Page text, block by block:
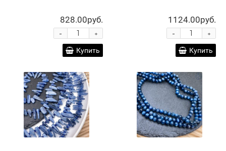
828.00руб.
+
-
Купить
1124.00руб.
+
-
Купить